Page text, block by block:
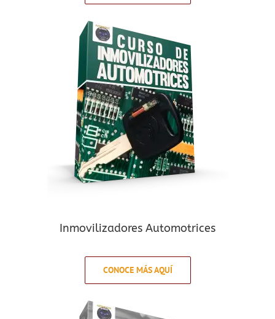
Inmovilizadores Automotrices
CONOCE MÁS AQUÍ